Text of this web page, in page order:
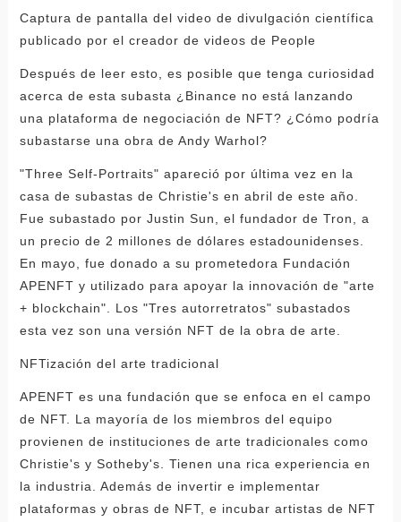
Captura de pantalla del video de divulgación científica
publicado por el creador de videos de People
Después de leer esto, es posible que tenga curiosidad
acerca de esta subasta ¿Binance no está lanzando
una plataforma de negociación de NFT? ¿Cómo podría
subastarse una obra de Andy Warhol?
"Three Self-Portraits" apareció por última vez en la
casa de subastas de Christie's en abril de este año.
Fue subastado por Justin Sun, el fundador de Tron, a
un precio de 2 millones de dólares estadounidenses.
En mayo, fue donado a su prometedora Fundación
APENFT y utilizado para apoyar la innovación de "arte
+ blockchain". Los "Tres autorretratos" subastados
esta vez son una versión NFT de la obra de arte.
NFTización del arte tradicional
APENFT es una fundación que se enfoca en el campo
de NFT. La mayoría de los miembros del equipo
provienen de instituciones de arte tradicionales como
Christie's y Sotheby's. Tienen una rica experiencia en
la industria. Además de invertir e implementar
plataformas y obras de NFT, e incubar artistas de NFT